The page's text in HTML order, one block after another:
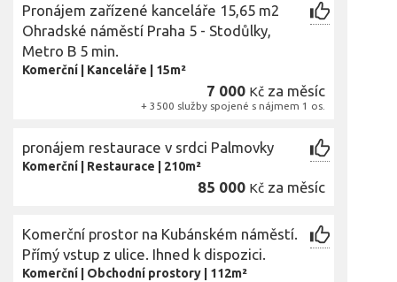
Pronájem zařízené kanceláře 15,65 m2
Ohradské náměstí Praha 5 - Stodůlky,
Metro B 5 min.
Komerční Kanceláře 15m²
7 000 Kč za měsíc
+ 3500 služby spojené s nájmem 1 os.
pronájem restaurace v srdci Palmovky
Komerční Restaurace 210m²
85 000 Kč za měsíc
Komerční prostor na Kubánském náměstí.
Přímý vstup z ulice. Ihned k dispozici.
Komerční Obchodní prostory 112m²